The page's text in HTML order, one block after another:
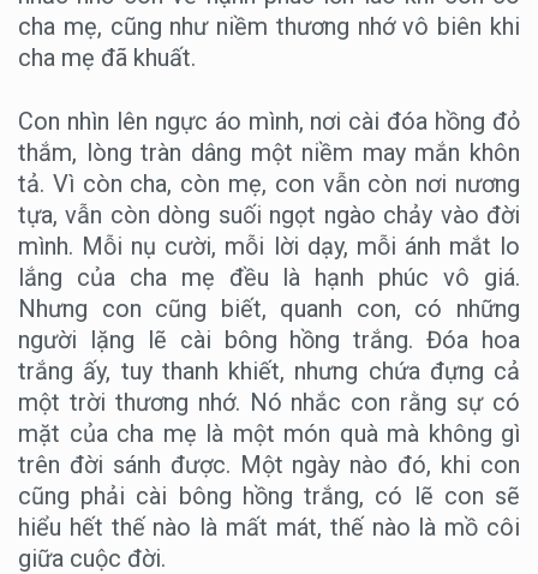
cha mẹ, cũng như niềm thương nhớ vô biên khi
cha mẹ đã khuất.
Con nhìn lên ngực áo mình, nơi cài đóa hồng đỏ
thắm, lòng tràn dâng một niềm may mắn khôn
tả. Vì còn cha, còn mẹ, con vẫn còn nơi nương
tựa, vẫn còn dòng suối ngọt ngào chảy vào đời
mình. Mỗi nụ cười, mỗi lời dạy, mỗi ánh mắt lo
lắng của cha mẹ đều là hạnh phúc vô giá.
Nhưng con cũng biết, quanh con, có những
người lặng lẽ cài bông hồng trắng. Đóa hoa
trắng ấy, tuy thanh khiết, nhưng chứa đựng cả
một trời thương nhớ. Nó nhắc con rằng sự có
mặt của cha mẹ là một món quà mà không gì
trên đời sánh được. Một ngày nào đó, khi con
cũng phải cài bông hồng trắng, có lẽ con sẽ
hiểu hết thế nào là mất mát, thế nào là mồ côi
giữa cuộc đời.